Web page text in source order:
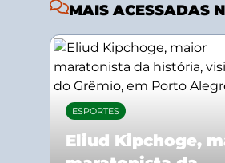
MAIS ACESSADAS
ESPORTES
Eliud Kipchoge,